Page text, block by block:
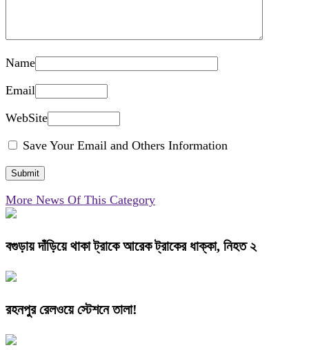
Name
Email
WebSite
Save Your Email and Others Information
More News Of This Category
বগুড়ায় দাঁড়িয়ে থাকা ট্রাকে আরেক ট্রাকের ধাক্কা, নিহত ২
রহনপুর রেলওয়ে স্টেশনে তালা!